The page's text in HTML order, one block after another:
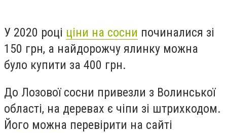
У 2020 році ціни на сосни починалися зі
150 грн, а найдорожчу ялинку можна
було купити за 400 грн.
До Лозової сосни привезли з Волинської
області, на деревах є чіпи зі штрихкодом.
Його можна перевірити на сайті